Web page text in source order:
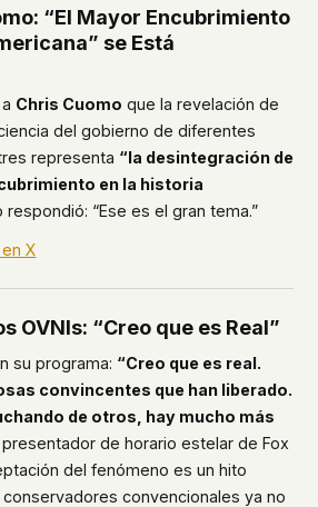
“El Mayor Encubrimiento
se Está
Chris Cuomo que la revelación de
del gobierno de diferentes
representa “la desintegración de
en la historia
respondió: “Ese es el gran tema.”
X
OVNIs: “Creo que es Real”
su programa: “Creo que es real.
convincentes que han liberado.
de otros, hay mucho más
presentador de horario estelar de Fox
del fenómeno es un hito
convencionales ya no